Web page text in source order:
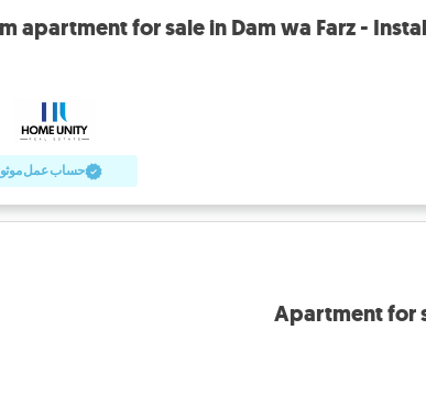
حساب عمل
Apartment for